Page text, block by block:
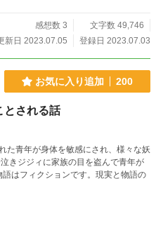
感想数 3
文字数 49,746
新日 2023.07.05
登録日 2023.07.03
お気に入り追加 200
とされる話
た青年が身体を敏感にされ、様々な妖
きジジィに家族の目を盗んで青年が
はフィクションです。現実と物語の